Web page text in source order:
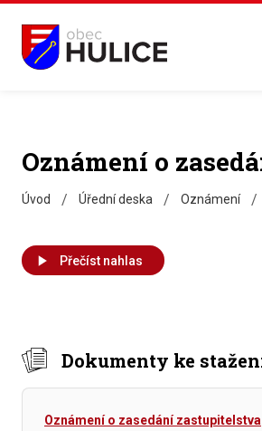
Oznámení o
Úvod / Úřední deska / Oznámení /
Přečíst nahlas
Dokumenty ke
Oznámení o zasedání zastupitelstva